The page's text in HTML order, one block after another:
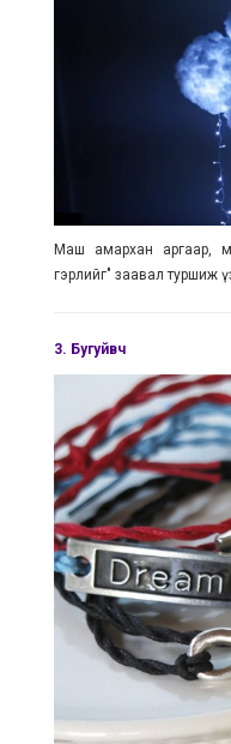
Маш амархан аргаар,
гэрлийг" заавал туршиж
3. Бугуйвч